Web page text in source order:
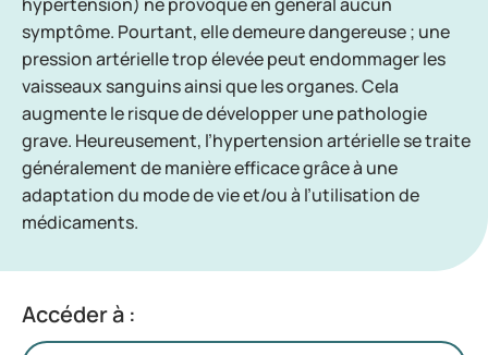
symptôme. Pourtant, elle demeure dangereuse ; une
pression artérielle trop élevée peut endommager les
vaisseaux sanguins ainsi que les organes. Cela
augmente le risque de développer une pathologie
grave. Heureusement, l’hypertension artérielle se traite
généralement de manière efficace grâce à une
adaptation du mode de vie et/ou à l’utilisation de
médicaments.
Accéder à :